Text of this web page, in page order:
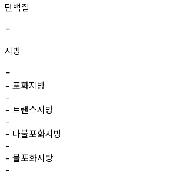
단백질
-
지방
-
- 포화지방
-
- 트랜스지방
-
- 다불포화지방
-
- 불포화지방
-